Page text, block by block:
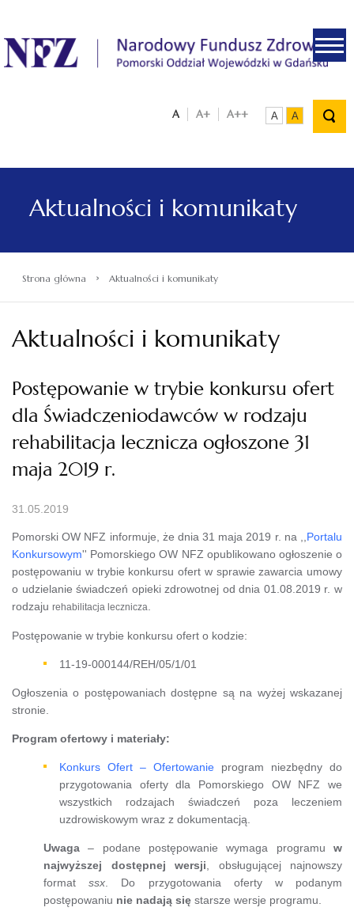
.
A A+ A++ A A
Aktualności i komunikaty
Strona główna › Aktualności i komunikaty
Aktualności i komunikaty
Postępowanie w trybie konkursu ofert
dla Świadczeniodawców w rodzaju
rehabilitacja lecznicza ogłoszone 31
maja 2019 r.
31.05.2019
Pomorski OW NFZ informuje, że dnia 31 maja 2019 r. na ,, Portalu
Konkursowym'' Pomorskiego OW NFZ opublikowano ogłoszenie o
postępowaniu w trybie konkursu ofert w sprawie zawarcia umowy
o udzielanie świadczeń opieki zdrowotnej od dnia 01.08.2019 r. w
rodzaju rehabilitacja lecznicza
Postępowanie w trybie konkursu ofert o kodzie:
11-19-000144/REH/05/1/01
Ogłoszenia o postępowaniach dostępne są na wyżej wskazanej
stronie.
Program ofertowy i materiały:
Konkurs Ofert – Ofertowanie program niezbędny do
przygotowania oferty dla Pomorskiego OW NFZ we
wszystkich rodzajach świadczeń poza leczeniem
uzdrowiskowym wraz z dokumentacją.
Uwaga – podane postępowanie wymaga programu w
najwyższej dostępnej wersji , obsługującej najnowszy
formatssx . Do przygotowania oferty w podanym
postępowaniu nie nadają się starsze wersje programu.